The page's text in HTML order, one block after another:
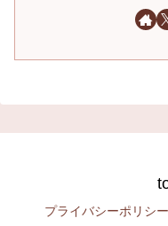
プライバシーポリシー